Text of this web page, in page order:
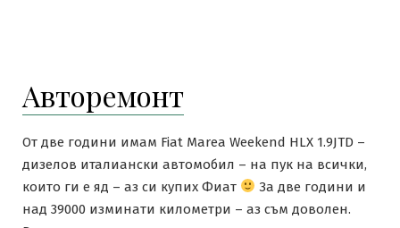
Авторемонт
От две години имам Fiat Marea Weekend HLX 1.9JTD –
дизелов италиански автомобил – на пук на всички,
които ги е яд – аз си купих Фиат
За две години и
над 39000 изминати километри – аз съм доволен.